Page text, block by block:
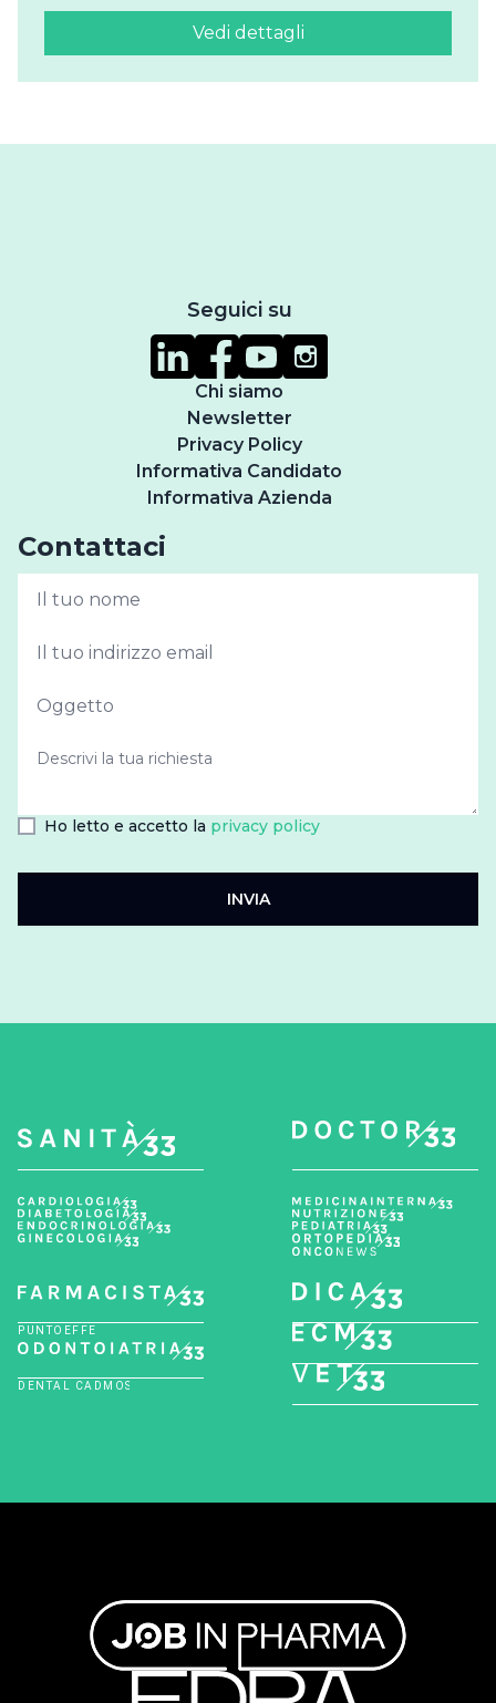
Vedi dettagli
Seguici su
Chi siamo
Newsletter
Privacy Policy
Informativa Candidato
Informativa Azienda
Contattaci
Ho letto e accetto la privacy policy
INVIA